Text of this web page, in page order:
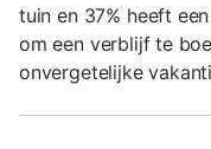
tuin en 37% heeft
om een verblijf te
onvergetelijke